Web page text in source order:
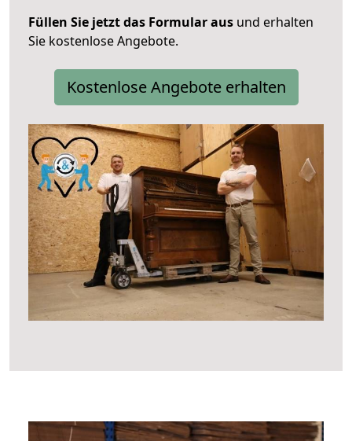
Füllen Sie jetzt das Formular aus und erhalten
Sie kostenlose Angebote.
Kostenlose Angebote erhalten